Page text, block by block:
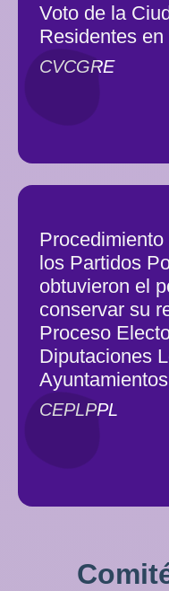
Voto de la
Residentes
CVCGRE
los Partidos
obtuvieron el
conservar su
Proceso
Diputaciones
CEPLPPL